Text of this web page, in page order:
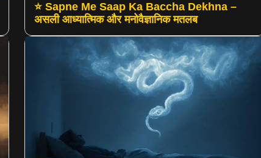
⭐ Sapne Me Saap Ka Baccha Dekhna –
असली आध्यात्मिक और मनोवैज्ञानिक मतलब